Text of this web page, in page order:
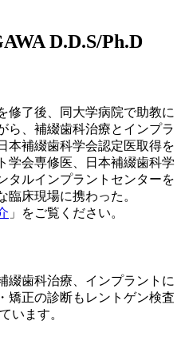
D.D.S/Ph.D
修了後、同大学病院で助教に
ら、補綴歯科治療とインプラ
本補綴歯科学会認定医取得を
学会専修医、日本補綴歯科学
タルインプラントセンターを
臨床現場に携わった。
」をご覧ください。
綴歯科治療、インプラントに
矯正の診断もレントゲン検査
います。